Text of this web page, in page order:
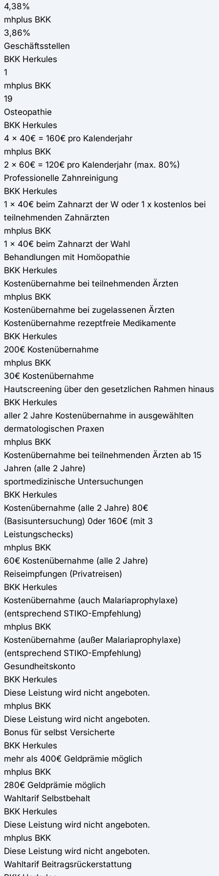
4,38%
mhplus BKK
3,86%
Geschäftsstellen
BKK Herkules
1
mhplus BKK
19
Osteopathie
BKK Herkules
4 x 40€ = 160€ pro Kalenderjahr
mhplus BKK
2 x 60€ = 120€ pro Kalenderjahr (max. 80%)
Professionelle Zahnreinigung
BKK Herkules
1 x 40€ beim Zahnarzt der W oder 1 x kostenlos bei
teilnehmenden Zahnärzten
mhplus BKK
1 x 40€ beim Zahnarzt der Wahl
Behandlungen mit Homöopathie
BKK Herkules
Kostenübernahme bei teilnehmenden Ärzten
mhplus BKK
Kostenübernahme bei zugelassenen Ärzten
Kostenübernahme rezeptfreie Medikamente
BKK Herkules
200€ Kostenübernahme
mhplus BKK
30€ Kostenübernahme
Hautscreening über den gesetzlichen Rahmen hinaus
BKK Herkules
aller 2 Jahre Kostenübernahme in ausgewählten
dermatologischen Praxen
mhplus BKK
Kostenübernahme bei teilnehmenden Ärzten ab 15
Jahren (alle 2 Jahre)
sportmedizinische Untersuchungen
BKK Herkules
Kostenübernahme (alle 2 Jahre) 80€
(Basisuntersuchung) 0der 160€ (mit 3
Leistungschecks)
mhplus BKK
60€ Kostenübernahme (alle 2 Jahre)
Reiseimpfungen (Privatreisen)
BKK Herkules
Kostenübernahme (auch Malariaprophylaxe)
(entsprechend STIKO-Empfehlung)
mhplus BKK
Kostenübernahme (außer Malariaprophylaxe)
(entsprechend STIKO-Empfehlung)
Gesundheitskonto
BKK Herkules
Diese Leistung wird nicht angeboten.
mhplus BKK
Diese Leistung wird nicht angeboten.
Bonus für selbst Versicherte
BKK Herkules
mehr als 400€ Geldprämie möglich
mhplus BKK
280€ Geldprämie möglich
Wahltarif Selbstbehalt
BKK Herkules
Diese Leistung wird nicht angeboten.
mhplus BKK
Diese Leistung wird nicht angeboten.
Wahltarif Beitragsrückerstattung